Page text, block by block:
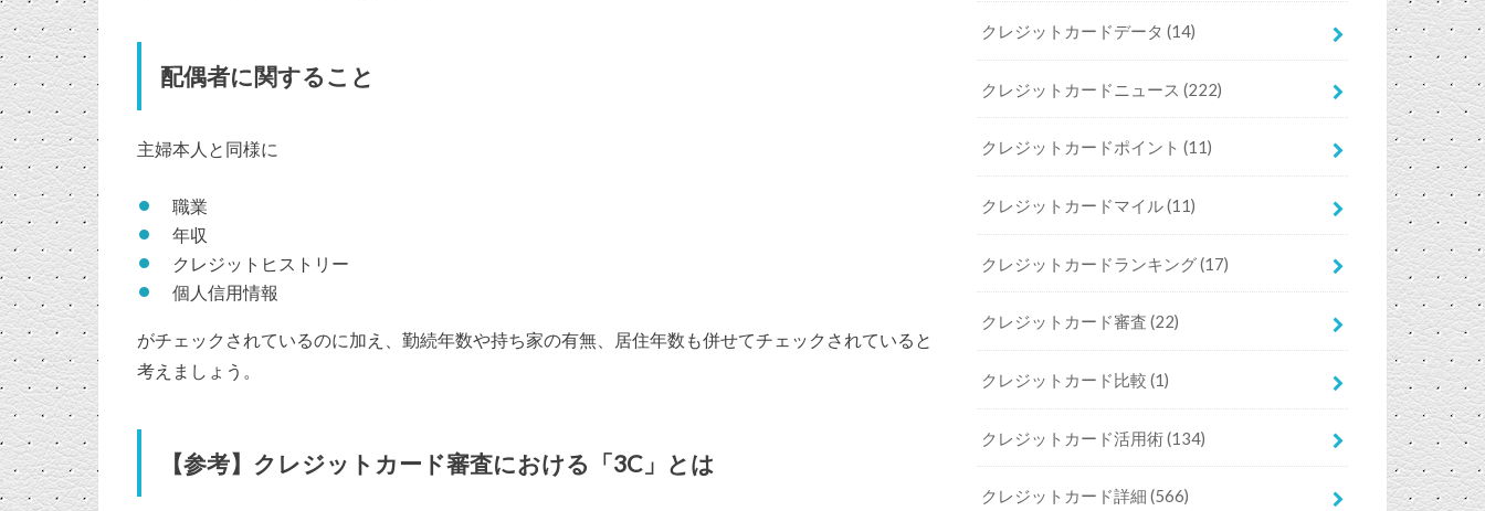
配偶者に関すること
主婦本人と同様に
職業
年収
クレジットヒストリー
個人信用情報
がチェックされているのに加え、勤続年数や持ち家の有無、居住年数も併せてチェックされていると
考えましょう。
【参考】クレジットカード審査における「3C」とは
クレジットカードデータ(14)
クレジットカードニュース(222)
クレジットカードポイント(11)
クレジットカードマイル(11)
クレジットカードランキング(17)
クレジットカード審査(22)
クレジットカード比較(1)
クレジットカード活用術(134)
クレジットカード詳細(566)